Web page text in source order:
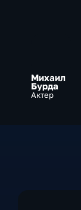
Михаил
Бурда
Актер